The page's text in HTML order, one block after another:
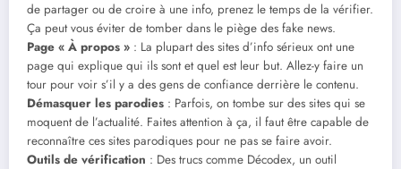
de partager ou de croire à une info, prenez le temps de la vérifier.
Ça peut vous éviter de tomber dans le piège des fake news.
Page « À propos » : La plupart des sites d’info sérieux ont une
page qui explique qui ils sont et quel est leur but. Allez-y faire un
tour pour voir s’il y a des gens de confiance derrière le contenu.
Démasquer les parodies : Parfois, on tombe sur des sites qui se
moquent de l’actualité. Faites attention à ça, il faut être capable de
reconnaître ces sites parodiques pour ne pas se faire avoir.
Outils de vérification : Des trucs comme Décodex, un outil